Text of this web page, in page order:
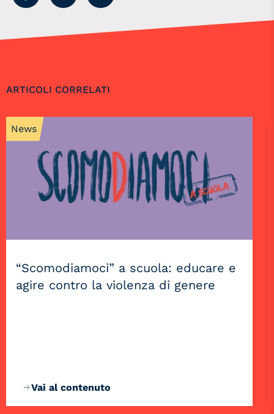
ARTICOLI CORRELATI
News
“Scomodiamoci” a scuola: educare e
agire contro la violenza di genere
Vai al contenuto